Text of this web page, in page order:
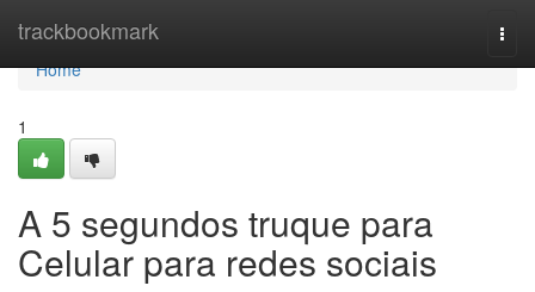
trackbookmark
Home
Home
1
A 5 segundos truque para
Celular para redes sociais